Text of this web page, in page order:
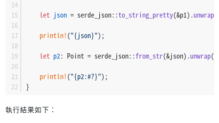
let json = serde_json::to_string_pretty(&p1).unwrap
println! ("{json}");
let p2: Point = serde_json::from_str(&json).unwrap
println! ("{p2:#?}");
}
執行結果如下：